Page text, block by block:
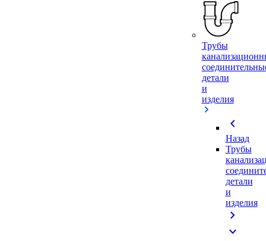
Трубы
детали
и
изделия
chevron_left
Назад
Трубы
детали
и
изделия
chevron_right
expand_more